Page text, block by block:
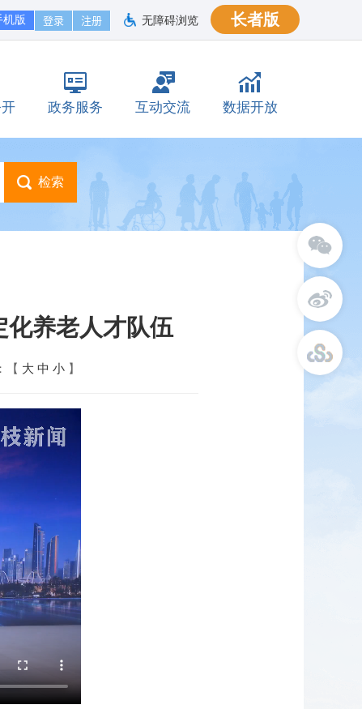
长者版
无障碍浏览
机版
政务服务 互动交流 数据开放
化养老人才队伍
【 大 中 小 】